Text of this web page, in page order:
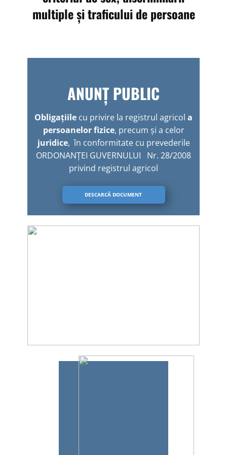
multiple și traficului de persoane
ANUNȚ PUBLIC
Obligaţiile cu privire la registrul agricol a
persoanelor fizice, precum şi a celor
juridice, în conformitate cu prevederile
ORDONANŢEI GUVERNULUI Nr. 28/2008
privind registrul agricol
DESCARCĂ DOCUMENT